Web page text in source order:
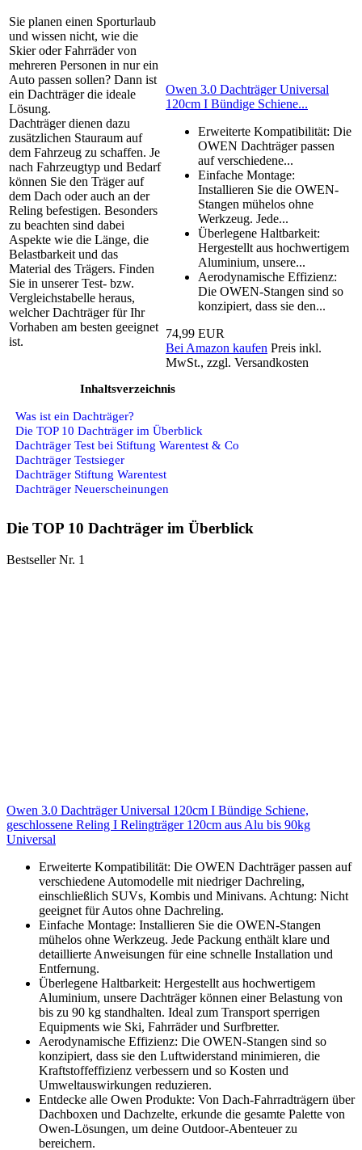
Sie planen einen Sporturlaub
und wissen nicht, wie die
Skier oder Fahrräder von
mehreren Personen in nur ein
Auto passen sollen? Dann ist
ein Dachträger die ideale
Lösung.
Dachträger dienen dazu
zusätzlichen Stauraum auf
dem Fahrzeug zu schaffen. Je
nach Fahrzeugtyp und Bedarf
können Sie den Träger auf
dem Dach oder auch an der
Reling befestigen. Besonders
zu beachten sind dabei
Aspekte wie die Länge, die
Belastbarkeit und das
Material des Trägers. Finden
Sie in unserer Test- bzw.
Vergleichstabelle heraus,
welcher Dachträger für Ihr
Vorhaben am besten geeignet
ist.
Owen 3.0 Dachträger Universal
120cm I Bündige Schiene...
Erweiterte Kompatibilität: Die
OWEN Dachträger passen
auf verschiedene...
Einfache Montage:
Installieren Sie die OWEN-
Stangen mühelos ohne
Werkzeug. Jede...
Überlegene Haltbarkeit:
Hergestellt aus hochwertigem
Aluminium, unsere...
Aerodynamische Effizienz:
Die OWEN-Stangen sind so
konzipiert, dass sie den...
74,99 EUR
Bei Amazon kaufen Preis inkl.
MwSt., zzgl. Versandkosten
Inhaltsverzeichnis
Was ist ein Dachträger?
Die TOP 10 Dachträger im Überblick
Dachträger Test bei Stiftung Warentest & Co
Dachträger Testsieger
Dachträger Stiftung Warentest
Dachträger Neuerscheinungen
Die TOP 10 Dachträger im Überblick
Bestseller Nr. 1
Owen 3.0 Dachträger Universal 120cm I Bündige Schiene,
geschlossene Reling I Relingträger 120cm aus Alu bis 90kg
Universal
Erweiterte Kompatibilität: Die OWEN Dachträger passen auf
verschiedene Automodelle mit niedriger Dachreling,
einschließlich SUVs, Kombis und Minivans. Achtung: Nicht
geeignet für Autos ohne Dachreling.
Einfache Montage: Installieren Sie die OWEN-Stangen
mühelos ohne Werkzeug. Jede Packung enthält klare und
detaillierte Anweisungen für eine schnelle Installation und
Entfernung.
Überlegene Haltbarkeit: Hergestellt aus hochwertigem
Aluminium, unsere Dachträger können einer Belastung von
bis zu 90 kg standhalten. Ideal zum Transport sperrigen
Equipments wie Ski, Fahrräder und Surfbretter.
Aerodynamische Effizienz: Die OWEN-Stangen sind so
konzipiert, dass sie den Luftwiderstand minimieren, die
Kraftstoffeffizienz verbessern und so Kosten und
Umweltauswirkungen reduzieren.
Entdecke alle Owen Produkte: Von Dach-Fahrradträgern über
Dachboxen und Dachzelte, erkunde die gesamte Palette von
Owen-Lösungen, um deine Outdoor-Abenteuer zu
bereichern.